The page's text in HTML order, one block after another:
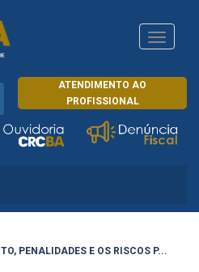
ATENDIMENTO AO
PROFISSIONAL
CRCRJ
PENALIDADES E OS RISCOS P...